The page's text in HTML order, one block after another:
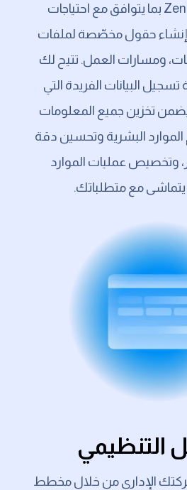
خصص نظام ZenHR بما يتوافق مع احتياجات
حقول مخصّصة لملفات
ومسارات العمل. تتيح لك
البيانات الفريدة التي
تخزين جميع المعلومات
البشرية وتحسين دقة
وتخصيص عمليات الموارد
يتماشى مع متطلباتك.
التنظيمي
الإداري من خلال مخطط